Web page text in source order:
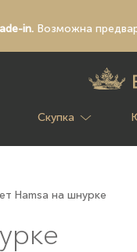
in.Возможна
Скупка
Hamsa на шнурке